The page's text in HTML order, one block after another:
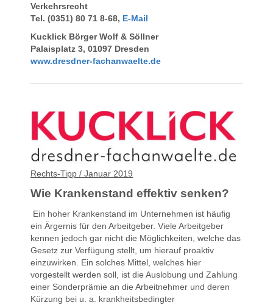
Verkehrsrecht
Tel. (0351) 80 71 8-68, E-Mail
Kucklick Börger Wolf & Söllner
Palaisplatz 3, 01097 Dresden
www.dresdner-fachanwaelte.de
Rechts-Tipp / Januar 2019
Wie Krankenstand effektiv senken?
Ein hoher Krankenstand im Unternehmen ist häufig
ein Ärgernis für den Arbeitgeber. Viele Arbeitgeber
kennen jedoch gar nicht die Möglichkeiten, welche das
Gesetz zur Verfügung stellt, um hierauf proaktiv
einzuwirken. Ein solches Mittel, welches hier
vorgestellt werden soll, ist die Auslobung und Zahlung
einer Sonderprämie an die Arbeitnehmer und deren
Kürzung bei u. a. krankheitsbedingter